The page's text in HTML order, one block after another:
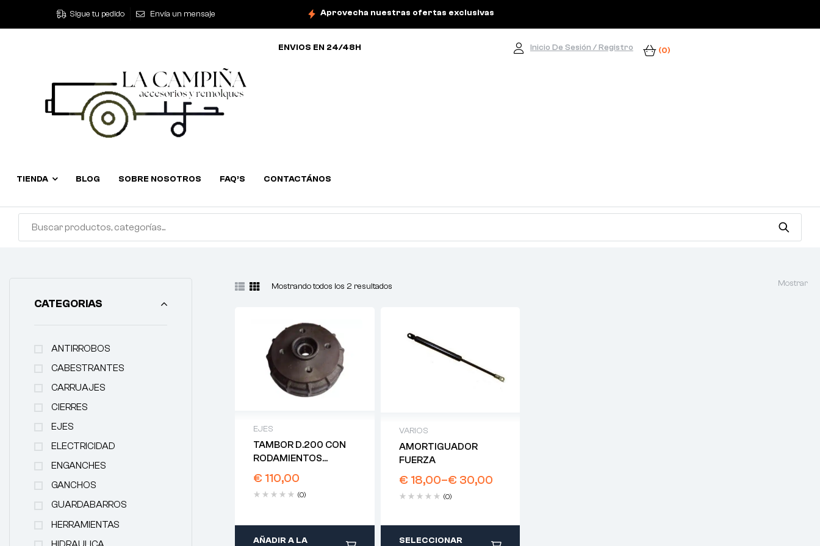
Sigue tu pedido Envía un mensaje Aprovecha nuestras ofertas exclusivas
TIENDA BLOG SOBRE NOSOTROS FAQ’S CONTACTÁNOS
ENVIOS EN 24/48H Inicio De Sesión / Registro (0)
Mostrando todos los 2 resultados Mostrar
EJES
TAMBOR D.200 CON
RODAMIENTOS
KNOTT
€ 110,00
(0)
AÑADIR A LA
VARIOS
AMORTIGUADOR
FUERZA
€ 18,00–€ 30,00
(0)
SELECCIONAR
CATEGORIAS
ANTIRROBOS
CABESTRANTES
CARRUAJES
CIERRES
EJES
ELECTRICIDAD
ENGANCHES
GANCHOS
GUARDABARROS
HERRAMIENTAS